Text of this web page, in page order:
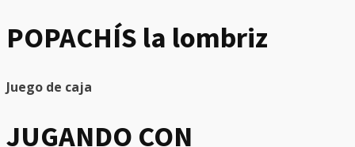
POPACHÍS la lombriz
Juego de caja
JUGANDO CON